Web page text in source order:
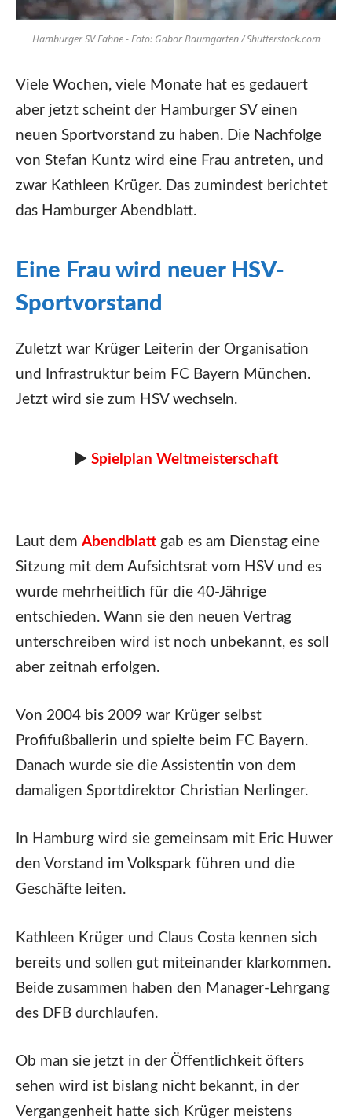
Hamburger SV Fahne - Foto: Gabor Baumgarten / Shutterstock.com
Viele Wochen, viele Monate hat es gedauert
aber jetzt scheint der Hamburger SV einen
neuen Sportvorstand zu haben. Die Nachfolge
von Stefan Kuntz wird eine Frau antreten, und
zwar Kathleen Krüger. Das zumindest berichtet
das Hamburger Abendblatt.
Eine Frau wird neuer HSV-
Sportvorstand
Zuletzt war Krüger Leiterin der Organisation
und Infrastruktur beim FC Bayern München.
Jetzt wird sie zum HSV wechseln.
► Spielplan Weltmeisterschaft
Laut dem Abendblatt gab es am Dienstag eine
Sitzung mit dem Aufsichtsrat vom HSV und es
wurde mehrheitlich für die 40-Jährige
entschieden. Wann sie den neuen Vertrag
unterschreiben wird ist noch unbekannt, es soll
aber zeitnah erfolgen.
Von 2004 bis 2009 war Krüger selbst
Profifußballerin und spielte beim FC Bayern.
Danach wurde sie die Assistentin von dem
damaligen Sportdirektor Christian Nerlinger.
In Hamburg wird sie gemeinsam mit Eric Huwer
den Vorstand im Volkspark führen und die
Geschäfte leiten.
Kathleen Krüger und Claus Costa kennen sich
bereits und sollen gut miteinander klarkommen.
Beide zusammen haben den Manager-Lehrgang
des DFB durchlaufen.
Ob man sie jetzt in der Öffentlichkeit öfters
sehen wird ist bislang nicht bekannt, in der
Vergangenheit hatte sich Krüger meistens